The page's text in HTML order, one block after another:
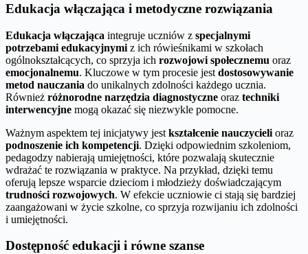
Edukacja włączająca i metodyczne rozwiązania
Edukacja włączająca integruje uczniów z specjalnymi
potrzebami edukacyjnymi z ich rówieśnikami w szkołach
ogólnokształcących, co sprzyja ich rozwojowi społecznemu oraz
emocjonalnemu. Kluczowe w tym procesie jest dostosowywanie
metod nauczania do unikalnych zdolności każdego ucznia.
Również różnorodne narzędzia diagnostyczne oraz techniki
interwencyjne mogą okazać się niezwykle pomocne.
Ważnym aspektem tej inicjatywy jest kształcenie nauczycieli oraz
podnoszenie ich kompetencji. Dzięki odpowiednim szkoleniom,
pedagodzy nabierają umiejętności, które pozwalają skutecznie
wdrażać te rozwiązania w praktyce. Na przykład, dzięki temu
oferują lepsze wsparcie dzieciom i młodzieży doświadczającym
trudności rozwojowych. W efekcie uczniowie ci stają się bardziej
zaangażowani w życie szkolne, co sprzyja rozwijaniu ich zdolności
i umiejętności.
Dostępność edukacji i równe szanse